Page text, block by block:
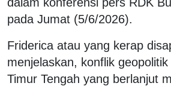
pada Jumat (5/6/2026).
Friderica atau yang kerap
menjelaskan, konflik
Timur Tengah yang berlanjut